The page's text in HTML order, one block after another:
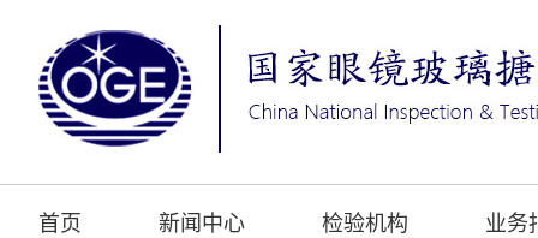
首页 新闻中心 检验机构 业务